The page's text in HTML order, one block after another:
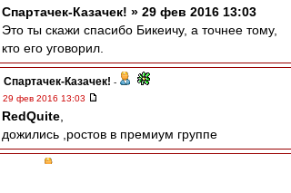
Спартачек-Казачек! » 29 фев 2016 13:03
Это ты скажи спасибо Бикеичу, а точнее тому,
кто его уговорил.
Спартачек-Казачек! -
29 фев 2016 13:03
RedQuite
дожились ,ростов в премиум группе